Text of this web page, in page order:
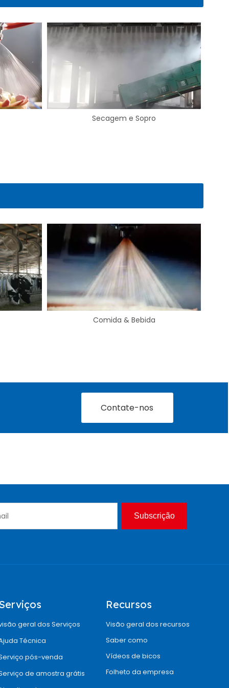
Resfriamento de gás
Automotivo
Contate-nos
Subscrição
geral dos Serviços
Técnica
pós-venda
de amostra grátis
Recursos
Visão geral dos recursos
Saber como
Vídeos de bicos
Folheto da empresa